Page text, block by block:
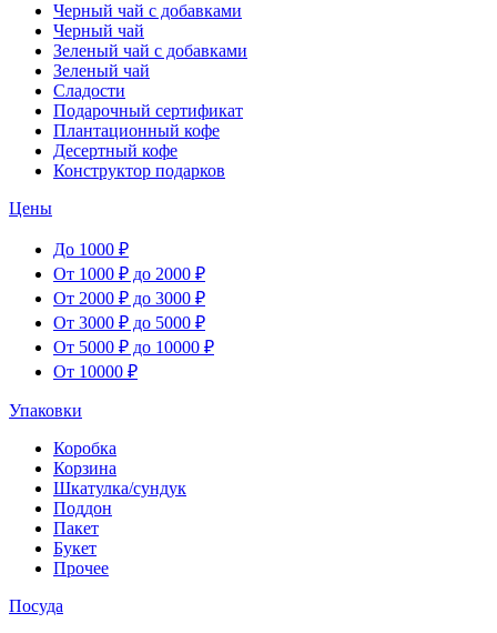
Черный чай с добавками
Черный чай
Зеленый чай с добавками
Зеленый чай
Сладости
Подарочный сертификат
Плантационный кофе
Десертный кофе
Конструктор подарков
Цены
До 1000 ₽
От 1000 ₽ до 2000 ₽
От 2000 ₽ до 3000 ₽
От 3000 ₽ до 5000 ₽
От 5000 ₽ до 10000 ₽
От 10000 ₽
Упаковки
Коробка
Корзина
Шкатулка/сундук
Поддон
Пакет
Букет
Прочее
Посуда